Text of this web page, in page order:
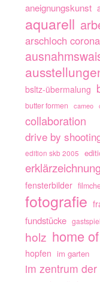
aneignungskunst
aquarell
arschloch corona
bsltz-übermalung
butter formen cameo
collaboration
drive by
edition skb 2005
erklärzeichnung
fensterbilder
fotografie
fundstücke gastspiel
holz home
hopfen im garten
im zentrum